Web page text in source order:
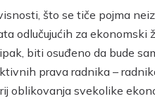
što se tiče pojma
odlučujućih za
biti osuđeno da bude
prava radnika –
svekolike